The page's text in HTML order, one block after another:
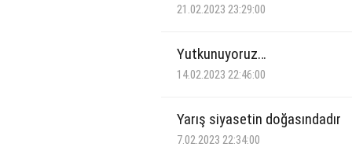
21.02.2023 23:29:00
Yutkunuyoruz…
14.02.2023 22:46:00
Yarış siyasetin doğasındadır
7.02.2023 22:34:00